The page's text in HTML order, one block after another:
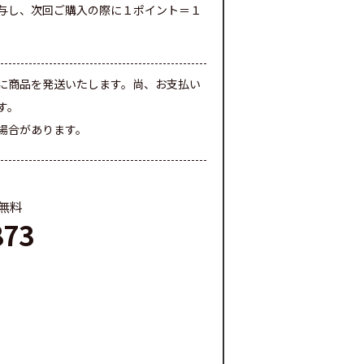
し、次回ご購入の際に１ポイント＝１
商品を発送いたします。尚、お支払い
があります。
料